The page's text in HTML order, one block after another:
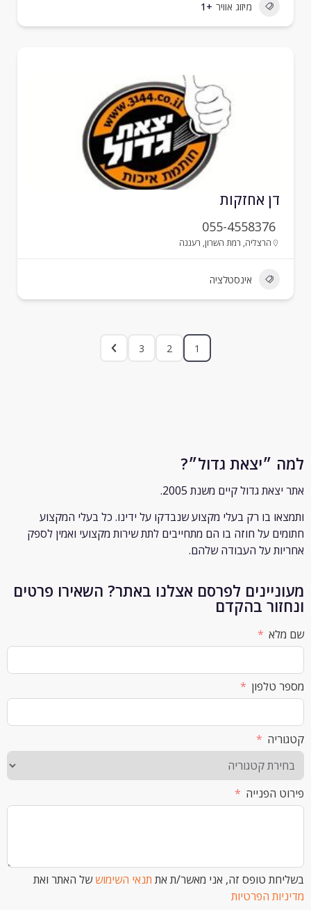
גדול״?
גדול קיים משנת 2005.
בו רקבעלי מקצוע שנבדקו על ידינו. כל בעלי המקצוע
על חוזה בו הם מתחייבים לתת שירות מקצועי ואמין לספק
על העבודה שלהם.
לפרסם אצלנו באתר? השאירו פרטים
בהקדם
טופס זה, אני מאשר/ת אתתנאי השימוש של האתר ואת
הפרטיות
מיזוג אוויר +1
אחזקות
055-4558376
,רמת השרון,רעננה
אינסטלציה